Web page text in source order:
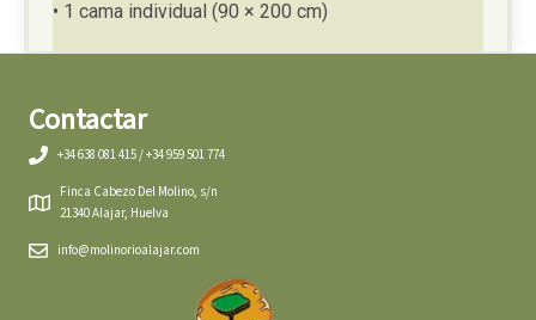
• 1 cama individual (90 × 200 cm)
Contactar
+34 638 081 415 / +34 959 501 774
Finca Cabezo Del Molino, s/n
21340 Alajar, Huelva
info@molinorioalajar.com